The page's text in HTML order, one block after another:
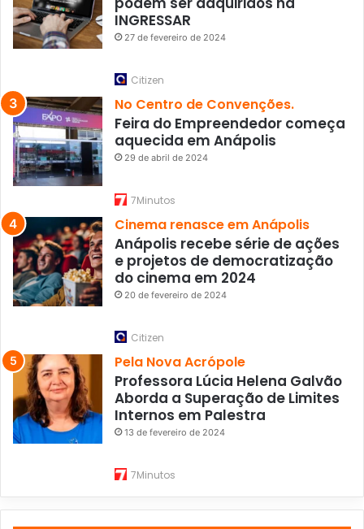
INGRESSAR
27 de fevereiro de 2024
Citizen
No Centro de Convenções.
Feira do Empreendedor começa
aquecida em Anápolis
29 de abril de 2024
7Minutos
Cinema renasce em Anápolis
Anápolis recebe série de ações
e projetos de democratização
do cinema em 2024
20 de fevereiro de 2024
Citizen
Pela Nova Acrópole
Professora Lúcia Helena Galvão
Aborda a Superação de Limites
Internos em Palestra
13 de fevereiro de 2024
7Minutos